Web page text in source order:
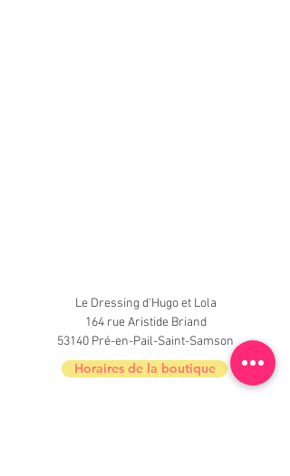
Le Dressing d'Hugo et Lola
164 rue Aristide Briand
53140 Pré-en-Pail-Saint-Samson
Horaires de la boutique